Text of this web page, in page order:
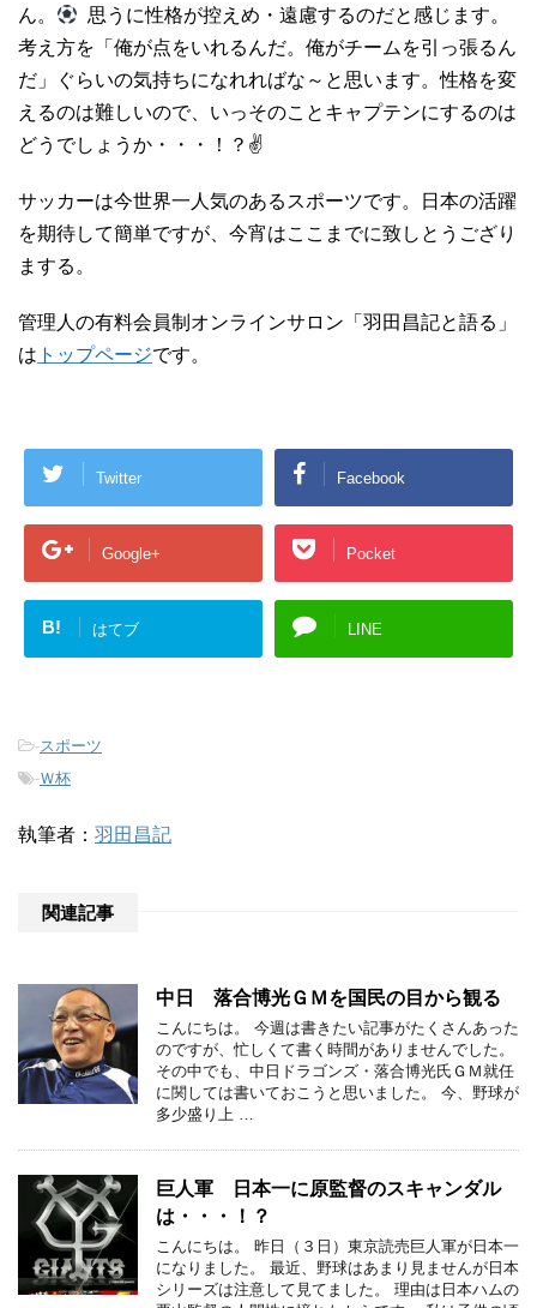
ん。
思うに性格が控えめ・遠慮するのだと感じます。
考え方を「俺が点をいれるんだ。俺がチームを引っ張るん
だ」ぐらいの気持ちになれればな～と思います。性格を変
えるのは難しいので、いっそのことキャプテンにするのは
どうでしょうか・・・！？✌
サッカーは今世界一人気のあるスポーツです。日本の活躍
を期待して簡単ですが、今宵はここまでに致しとうござり
まする。
管理人の有料会員制オンラインサロン「羽田昌記と語る」
は トップページです。
Twitter Facebook
Google+ Pocket
B! はてブ LINE
-スポーツ
-Ｗ杯
執筆者： 羽田昌記
関連記事
中日 落合博光ＧＭを国民の目から観る
こんにちは。 今週は書きたい記事がたくさんあった
のですが、忙しくて書く時間がありませんでした。
その中でも、中日ドラゴンズ・落合博光氏ＧＭ就任
に関しては書いておこうと思いました。 今、野球が
多少盛り上 …
巨人軍 日本一に原監督のスキャンダル
は・・・！？
こんにちは。 昨日（３日）東京読売巨人軍が日本一
になりました。 最近、野球はあまり見ませんが日本
シリーズは注意して見てました。 理由は日本ハムの